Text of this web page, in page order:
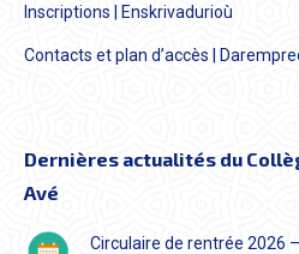
Inscriptions | Enskrivadurioù
Contacts et plan d’accès |
Dernières actualités du
Avé
Circulaire de rentrée 2026